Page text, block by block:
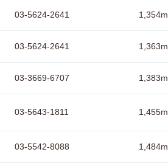
03-5624-2641 1,354m
03-5624-2641 1,363m
03-3669-6707 1,383m
03-5643-1811 1,455m
03-5542-8088 1,484m